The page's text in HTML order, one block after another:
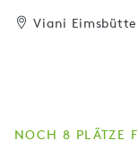
Viani
NOCH 8 PLÄTZE